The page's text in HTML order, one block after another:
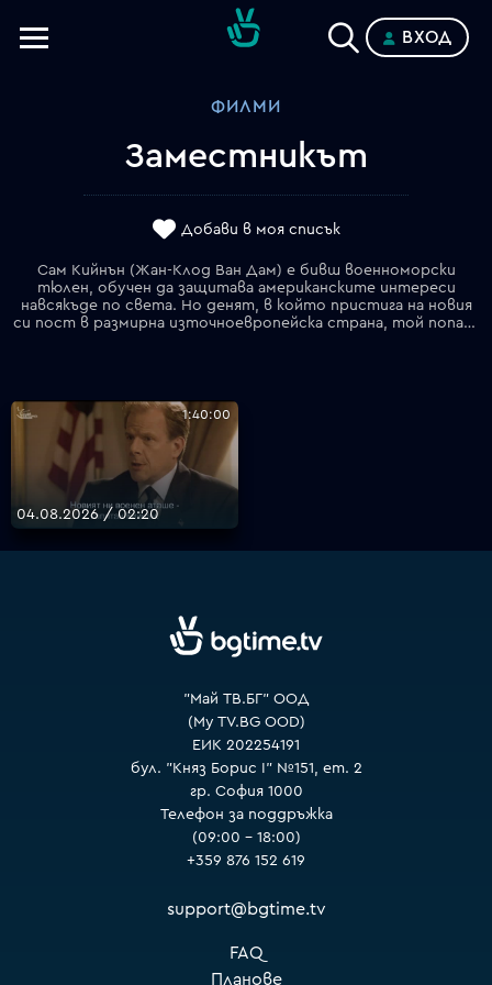
ВХОД
ФИЛМИ
Заместникът
Добави в моя списък
Сам Кийнън (Жан-Клод Ван Дам) е бивш военноморски
тюлен, обучен да защитава американските интереси
навсякъде по света. Но денят, в който пристига на новия
си пост в размирна източноевропейска страна, той попада насред кървав хаос. Тежко въоръжени бунтовници атакуват столицата, убиват американския посланик и заплашват да свалят новоизбрания президент и крехката демокрация. Кийнан бързо обезопасява американското посолство и осигурява убежище на президента, но оставен без подкрепление от американските сили, той трябва сам да открие как да спре размириците…
1:40:00
04.08.2026 / 02:20
"Май ТВ.БГ" ООД
(My TV.BG OOD)
ЕИК 202254191
бул. "Княз Борис I" №151, ет. 2
гр. София 1000
Телефон за поддръжка
(09:00 – 18:00)
+359 876 152 619
support@bgtime.tv
FAQ
Планове